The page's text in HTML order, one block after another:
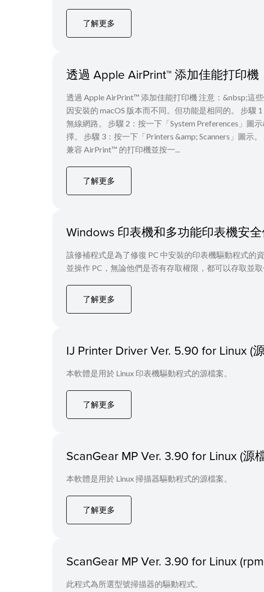
了解更多
透過 Apple AirPrint™ 添加佳能打印機
透過 Apple AirPrint™ 添加佳能打印機 注意：&nbsp;這
因安裝的 macOS 版本而不同。但功能是相同的。 步驟
無線網路。 步驟 2：按一下「System Preferences」圖
擇。 步驟 3：按一下「Printers &amp; Scanners」圖示
兼容 AirPrint™ 的打印機並按一...
了解更多
Windows 印表機和多功能印表機安全
該修補程式是為了修復 PC 中安裝的印表機驅動程式的
並操作 PC，無論他們是否有存取權限，都可以存取並取
了解更多
IJ Printer Driver Ver. 5.90 for Linux (
本軟體是用於 Linux 印表機驅動程式的源檔案。
了解更多
ScanGear MP Ver. 3.90 for Linux (源
本軟體是用於 Linux 掃描器驅動程式的源檔案。
了解更多
ScanGear MP Ver. 3.90 for Linux
此程式為所選型號掃描器的驅動程式。